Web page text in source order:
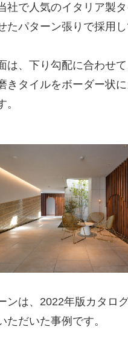
社で人気のイタリア製タ
たパターン張りで採用し
は、下り勾配に合わせ
きタイルをボーダー状
。
ンは、2022年版カタロ
ただいた事例です。